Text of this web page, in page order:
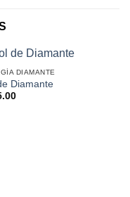
DIAMANTE
Diamante